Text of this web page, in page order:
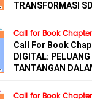
TRANSFORMASI
Call for Book Chapter
Call For Book
DIGITAL: PELUANG
TANTANGAN
Call for Book Chapter